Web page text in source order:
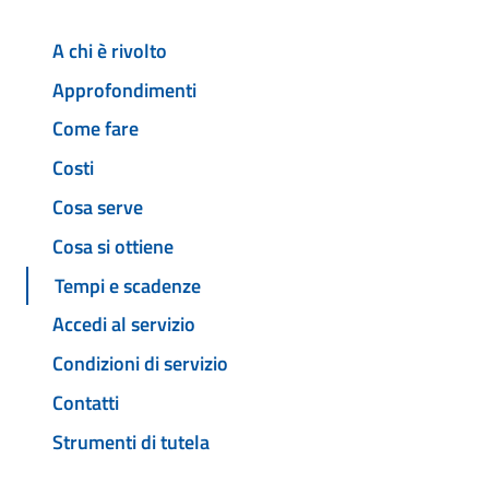
A chi è rivolto
Approfondimenti
Come fare
Costi
Cosa serve
Cosa si ottiene
Tempi e scadenze
Accedi al servizio
Condizioni di servizio
Contatti
Strumenti di tutela